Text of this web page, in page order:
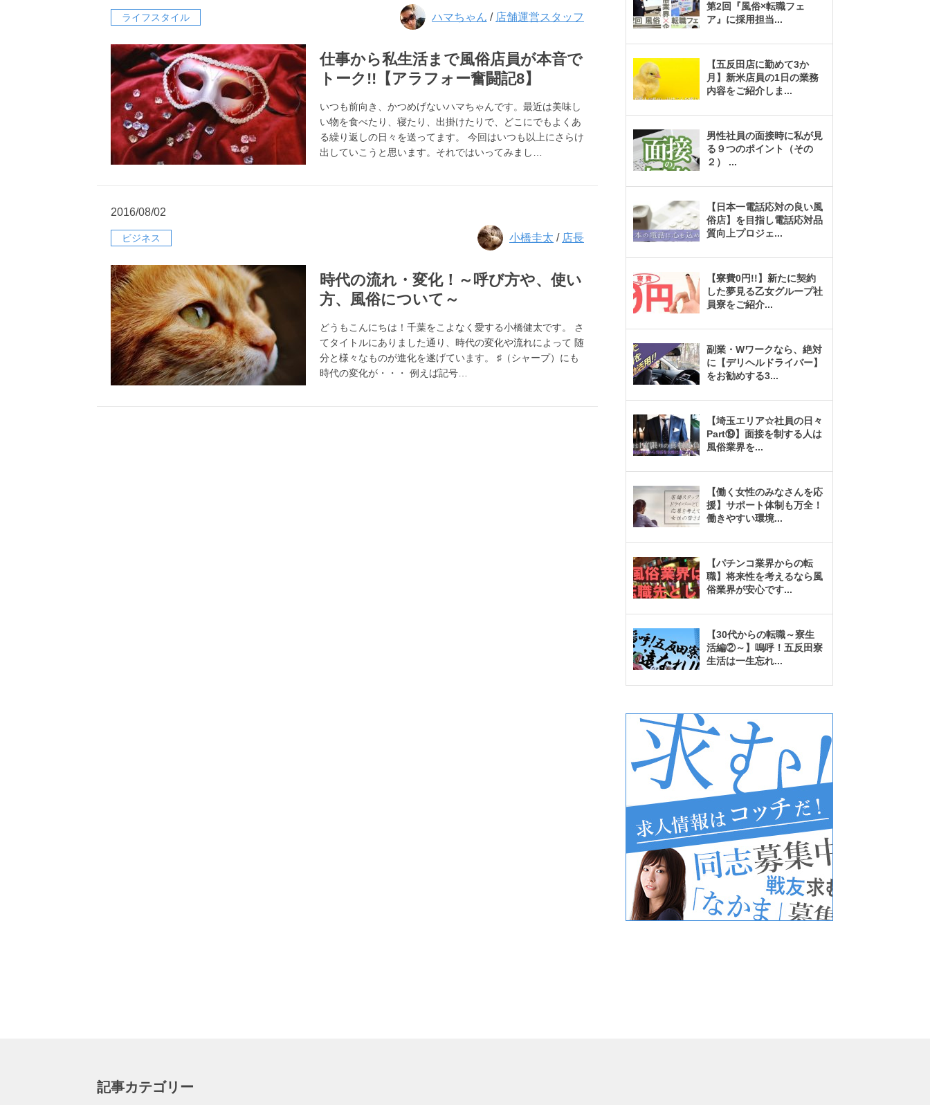
ライフスタイル ハマちゃん / 店舗運営スタッフ
仕事から私生活まで風俗店員が本音で
トーク!!【アラフォー奮闘記8】
いつも前向き、かつめげないハマちゃんです。最近は美味し
い物を食べたり、寝たり、出掛けたりで、どこにでもよくあ
る繰り返しの日々を送ってます。 今回はいつも以上にさらけ
出していこうと思います。それではいってみまし…
2016/08/02
ビジネス 小橋圭太 / 店長
時代の流れ・変化！～呼び方や、使い
方、風俗について～
どうもこんにちは！千葉をこよなく愛する小橋健太です。 さ
てタイトルにありました通り、時代の変化や流れによって 随
分と様々なものが進化を遂げています。 ♯（シャープ）にも
時代の変化が・・・ 例えば記号…
第2回『風俗×転職フェ
ア』に採用担当...
【五反田店に勤めて3か
月】新米店員の1日の業務
内容をご紹介しま ...
男性社員の面接時に私が見
る９つのポイント（その
２） ...
【日本一電話応対の良い風
俗店】を目指し電話応対品
質向上プロジェ...
【寮費0円!!】新たに契約
した夢見る乙女グループ社
員寮をご紹介...
副業・Wワークなら、絶対
に【デリヘルドライバー】
をお勧めする3...
【埼玉エリア☆社員の日々
Part⑲】面接を制する人は
風俗業界を...
【働く女性のみなさんを応
援】サポート体制も万全！
働きやすい環境...
【パチンコ業界からの転
職】将来性を考えるなら風
俗業界が安心です...
【30代からの転職～寮生
活編②～】嗚呼！五反田寮
生活は一生忘れ...
記事カテゴリー